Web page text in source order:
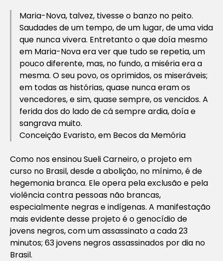
Maria-Nova, talvez, tivesse o banzo no peito.
Saudades de um tempo, de um lugar, de uma vida
que nunca vivera. Entretanto o que doía mesmo
em Maria-Nova era ver que tudo se repetia, um
pouco diferente, mas, no fundo, a miséria era a
mesma. O seu povo, os oprimidos, os miseráveis;
em todas as histórias, quase nunca eram os
vencedores, e sim, quase sempre, os vencidos. A
ferida dos do lado de cá sempre ardia, doía e
sangrava muito.
Conceição Evaristo, em Becos da Memória
Como nos ensinou Sueli Carneiro, o projeto em
curso no Brasil, desde a abolição, no mínimo, é de
hegemonia branca. Ele opera pela exclusão e pela
violência contra pessoas não brancas,
especialmente negras e indígenas. A manifestação
mais evidente desse projeto é o genocídio de
jovens negros, com um assassinato a cada 23
minutos; 63 jovens negros assassinados por dia no
Brasil.